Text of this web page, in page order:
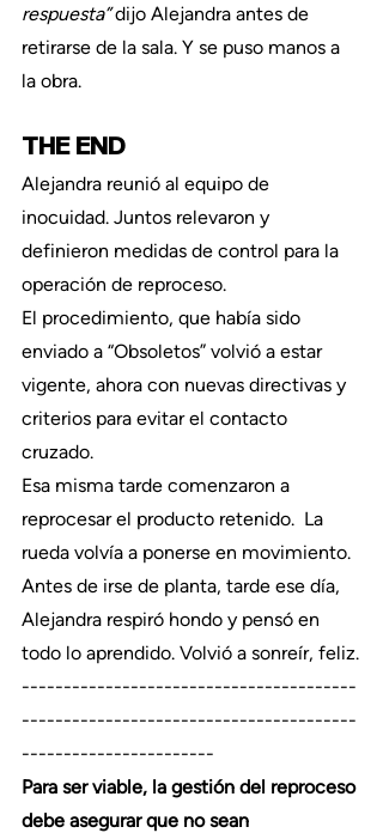
respuesta” dijo Alejandra antes de
retirarse de la sala. Y se puso manos a
la obra.
THE END
Alejandra reunió al equipo de
inocuidad. Juntos relevaron y
definieron medidas de control para la
operación de reproceso.
El procedimiento, que había sido
enviado a “Obsoletos” volvió a estar
vigente, ahora con nuevas directivas y
criterios para evitar el contacto
cruzado.
Esa misma tarde comenzaron a
reprocesar el producto retenido.  La
rueda volvía a ponerse en movimiento.
Antes de irse de planta, tarde ese día,
Alejandra respiró hondo y pensó en
todo lo aprendido. Volvió a sonreír, feliz.
----------------------------------------
----------------------------------------
-----------------------
Para ser viable, la gestión del reproceso
debe asegurar que no sean